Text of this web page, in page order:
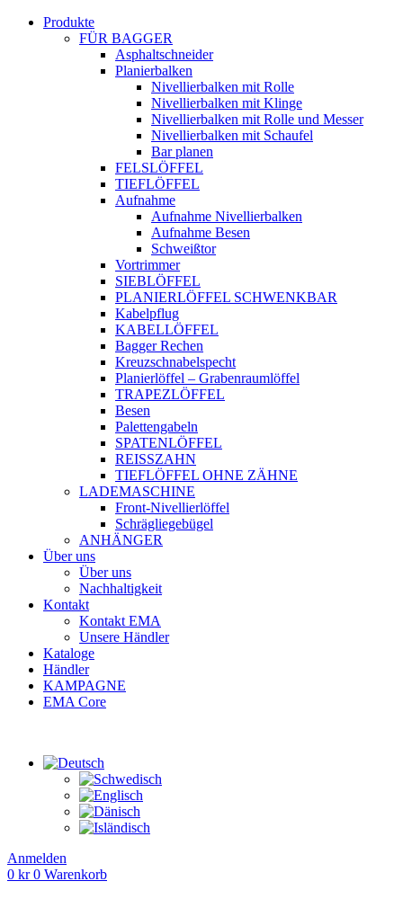
Produkte
FÜR BAGGER
Asphaltschneider
Planierbalken
Nivellierbalken mit Rolle
Nivellierbalken mit Klinge
Nivellierbalken mit Rolle und Messer
Nivellierbalken mit Schaufel
Bar planen
FELSLÖFFEL
TIEFLÖFFEL
Aufnahme
Aufnahme Nivellierbalken
Aufnahme Besen
Schweißtor
Vortrimmer
SIEBLÖFFEL
PLANIERLÖFFEL SCHWENKBAR
Kabelpflug
KABELLÖFFEL
Bagger Rechen
Kreuzschnabelspecht
Planierlöffel – Grabenraumlöffel
TRAPEZLÖFFEL
Besen
Palettengabeln
SPATENLÖFFEL
REISSZAHN
TIEFLÖFFEL OHNE ZÄHNE
LADEMASCHINE
Front-Nivellierlöffel
Schrägliegebügel
ANHÄNGER
Über uns
Über uns
Nachhaltigkeit
Kontakt
Kontakt EMA
Unsere Händler
Kataloge
Händler
KAMPAGNE
EMA Core
Anmelden
0 kr 0 Warenkorb